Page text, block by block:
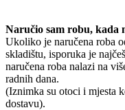
Naručio sam robu, kada
Ukoliko je naručena roba
skladištu, isporuka je
naručena roba nalazi na
radnih dana.
(Iznimka su otoci i mjesta
dostavu).